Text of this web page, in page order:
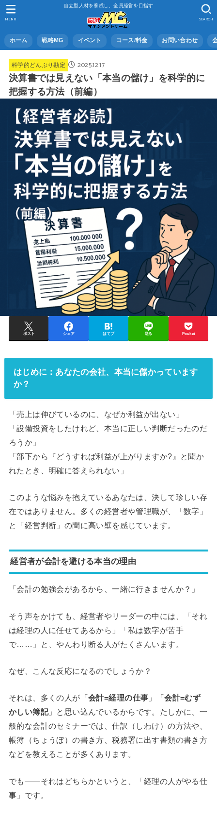
自立型人材を養成し、全員経営を目指す
ホーム 戦略MG イベント コース/料金 お問い合わせ
SEARCH
MENU
科学的どんぶり勘定 2025.12.17
決算書では見えない「本当の儲け」を科学的に
把握する方法（前編）
ポスト シェア はてブ 送る Pocket
はじめに：あなたの会社、本当に儲かっています
か？
「売上は伸びているのに、なぜか利益が出ない」
「設備投資をしたけれど、本当に正しい判断だったのだ
ろうか」
「部下から『どうすれば利益が上がりますか?』と聞か
れたとき、明確に答えられない」
このような悩みを抱えているあなたは、決して珍しい存
在ではありません。多くの経営者や管理職が、「数字」
と「経営判断」の間に高い壁を感じています。
経営者が会計を避ける本当の理由
「会計の勉強会があるから、一緒に行きませんか？」
そう声をかけても、経営者やリーダーの中には、「それ
は経理の人に任せてあるから」「私は数字が苦手
で……」と、やんわり断る人がたくさんいます。
なぜ、こんな反応になるのでしょうか？
それは、多くの人が「会計=経理の仕事 」「会計=むず
かしい簿記」と思い込んでいるからです。たしかに、一
般的な会計のセミナーでは、仕訳（しわけ）の方法や、
帳簿（ちょうぼ）の書き方、税務署に出す書類の書き方
などを教えることが多くあります。
でも——それはどちらかというと、「経理の人がやる仕
事」です。